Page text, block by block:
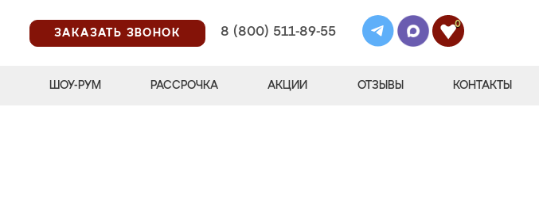
ЗАКАЗАТЬ ЗВОНОК
8 (800) 511-89-55
0
ШОУ-РУМ РАССРОЧКА АКЦИИ ОТЗЫВЫ КОНТАКТЫ